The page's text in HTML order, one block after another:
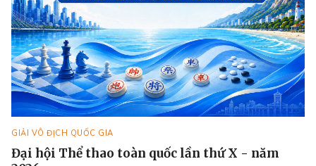
GIẢI VÔ ĐỊCH QUỐC GIA
Đại hội Thể thao toàn quốc lần thứ X - năm